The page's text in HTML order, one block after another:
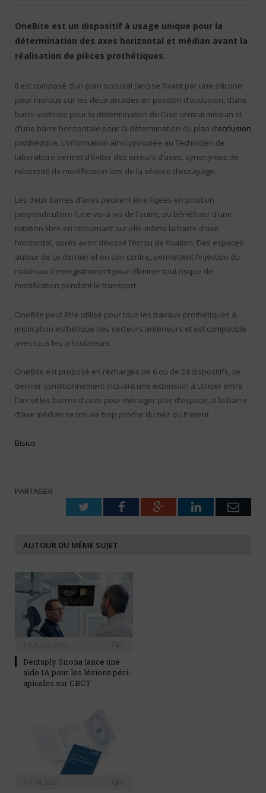
OneBite est un dispositif à usage unique pour la
détermination des axes horizontal et médian avant la
réalisation de pièces prothétiques.
Il est composé d’un plan occlusal (arc) se fixant par une silicone
pour mordus sur les deux arcades en position d’occlusion, d’une
barre verticale pour la détermination de l’axe central médian et
d’une barre horizontale pour la détermination du plan d’occlusion
prothétique. L’information ainsi procurée au Technicien de
laboratoire permet d’éviter des erreurs d’axes, synonymes de
nécessité de modification lors de la séance d’essayage.
Les deux barres d’axes peuvent être figées en position
perpendiculaire l’une vis-à-vis de l’autre, ou bénéficier d’une
rotation libre en retournant sur elle-même la barre d’axe
horizontal, après avoir dévissé l’écrou de fixation. Des espaces
autour de ce dernier et en son centre, permettent l’injection du
matériau d’enregistrement pour éliminer tout risque de
modification pendant le transport.
OneBite peut être utilisé pour tous les travaux prothétiques à
implication esthétique des secteurs antérieurs et est compatible
avec tous les articulateurs.
OneBite est proposé en recharges de 6 ou de 24 dispositifs, ce
dernier conditionnement incluant une extension à utiliser entre
l’arc et les barres d’axes pour ménager plus d’espace, si la barre
d’axe médian se trouve trop proche du nez du Patient.
Bisico
PARTAGER
TwitterFacebookGoogle+LinkedIn
AUTOUR DU MÊME SUJET
Dentsply Sirona lance une
aide IA pour les lésions péri-
apicales sur CBCT